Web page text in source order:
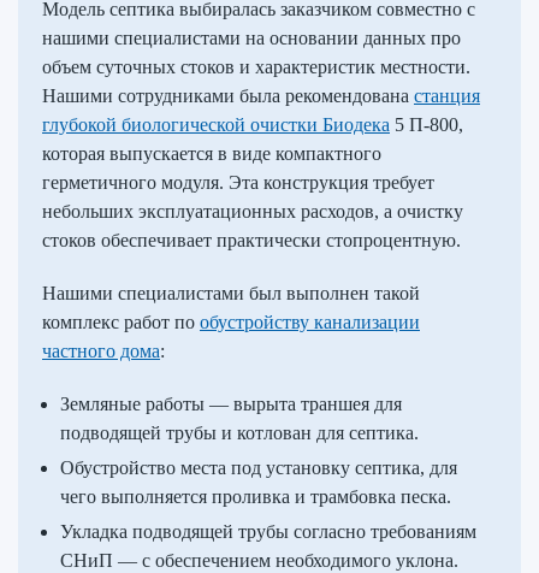
Модель септика выбиралась заказчиком совместно с
нашими специалистами на основании данных про
объем суточных стоков и характеристик местности.
Нашими сотрудниками была рекомендована станция
глубокой биологической очистки Биодека 5 П-800,
которая выпускается в виде компактного
герметичного модуля. Эта конструкция требует
небольших эксплуатационных расходов, а очистку
стоков обеспечивает практически стопроцентную.
Нашими специалистами был выполнен такой
комплекс работ по обустройству канализации
частного дома:
Земляные работы — вырыта траншея для
подводящей трубы и котлован для септика.
Обустройство места под установку септика, для
чего выполняется проливка и трамбовка песка.
Укладка подводящей трубы согласно требованиям
СНиП — с обеспечением необходимого уклона.